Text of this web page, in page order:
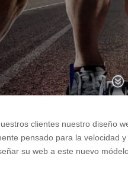
clientes nuestro diseño
pensado para la velocidad
su web a este nuevo